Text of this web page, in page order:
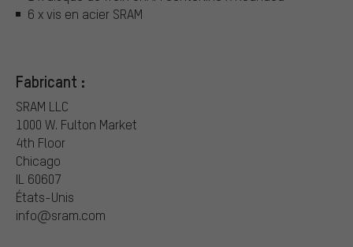
6 x vis en acier SRAM
Fabricant :
SRAM LLC
1000 W. Fulton Market
4th Floor
Chicago
IL 60607
États-Unis
info@sram.com